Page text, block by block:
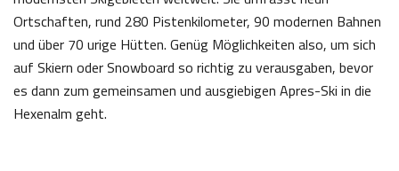
Ortschaften, rund 280 Pistenkilometer, 90 modernen Bahnen
und über 70 urige Hütten. Genüg Möglichkeiten also, um sich
auf Skiern oder Snowboard so richtig zu verausgaben, bevor
es dann zum gemeinsamen und ausgiebigen Apres-Ski in die
Hexenalm geht.